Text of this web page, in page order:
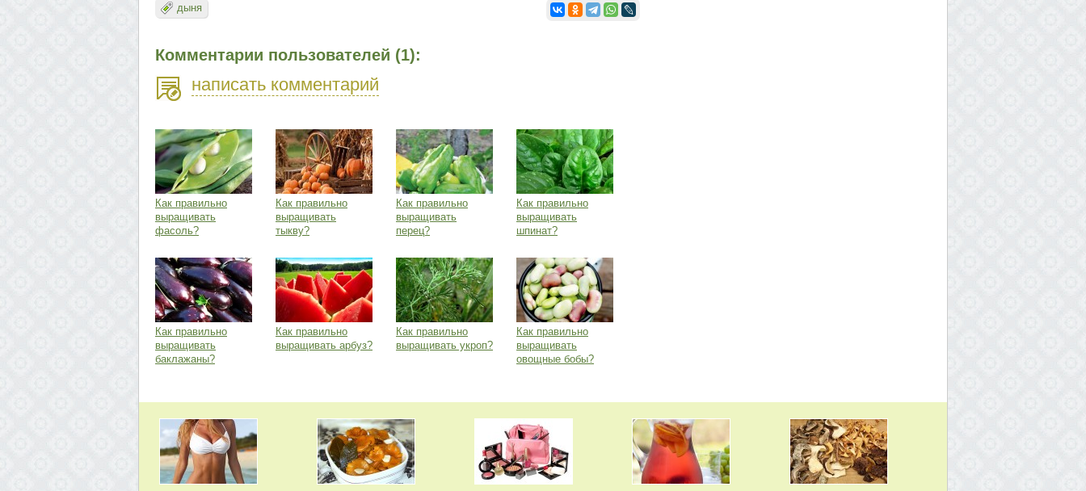
дыня
Комментарии пользователей (1):
написать комментарий
Как правильно
выращивать
фасоль?
Как правильно
выращивать
тыкву?
Как правильно
выращивать
перец?
Как правильно
выращивать
шпинат?
Как правильно
выращивать
баклажаны?
Как правильно
выращивать арбуз?
Как правильно
выращивать укроп?
Как правильно
выращивать
овощные бобы?